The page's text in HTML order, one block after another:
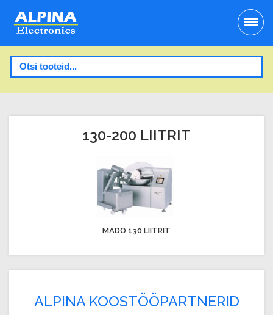
130-200 LIITRIT
MADO 130 LIITRIT
ALPINA KOOSTÖÖPARTNERID